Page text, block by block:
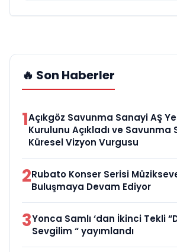
🔥 Son Haberler
1Açıkgöz Savunma Sanayi AŞ
Kurulunu Açıkladı ve Savunma
Küresel Vizyon Vurgusu
2Rubato Konser Serisi
Buluşmaya Devam Ediyor
3Yonca Samlı ‘dan İkinci Tekli
Sevgilim “ yayımlandı